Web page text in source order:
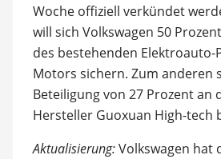
Woche offiziell verkündet
will sich Volkswagen 50
des bestehenden Elektroauto-
Motors sichern. Zum anderen
Beteiligung von 27 Prozent an
Hersteller Guoxuan High-tech
Aktualisierung:Volkswagen hat